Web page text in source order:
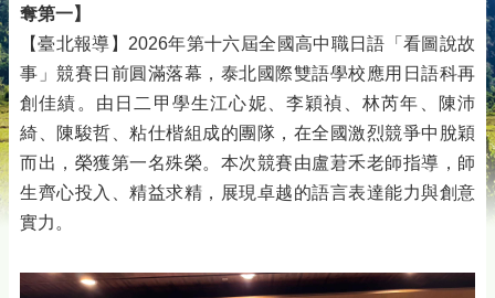
奪第一】
【臺北報導】2026年第十六屆全國高中職日語「看圖說故
事」競賽日前圓滿落幕，泰北國際雙語學校應用日語科再
創佳績。由日二甲學生江心妮、李穎禎、林芮年、陳沛
綺、陳駿哲、粘仕楷組成的團隊，在全國激烈競爭中脫穎
而出，榮獲第一名殊榮。本次競賽由盧莙禾老師指導，師
生齊心投入、精益求精，展現卓越的語言表達能力與創意
實力。